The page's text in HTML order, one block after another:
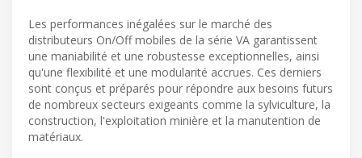
Les performances inégalées sur le marché des
distributeurs On/Off mobiles de la série VA garantissent
une maniabilité et une robustesse exceptionnelles, ainsi
qu'une flexibilité et une modularité accrues. Ces derniers
sont conçus et préparés pour répondre aux besoins futurs
de nombreux secteurs exigeants comme la sylviculture, la
construction, l'exploitation minière et la manutention de
matériaux.